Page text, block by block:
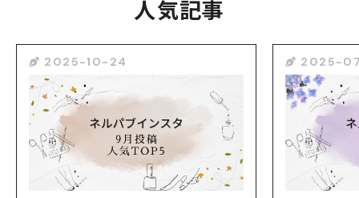
人気記事
2025-10-24 2025-